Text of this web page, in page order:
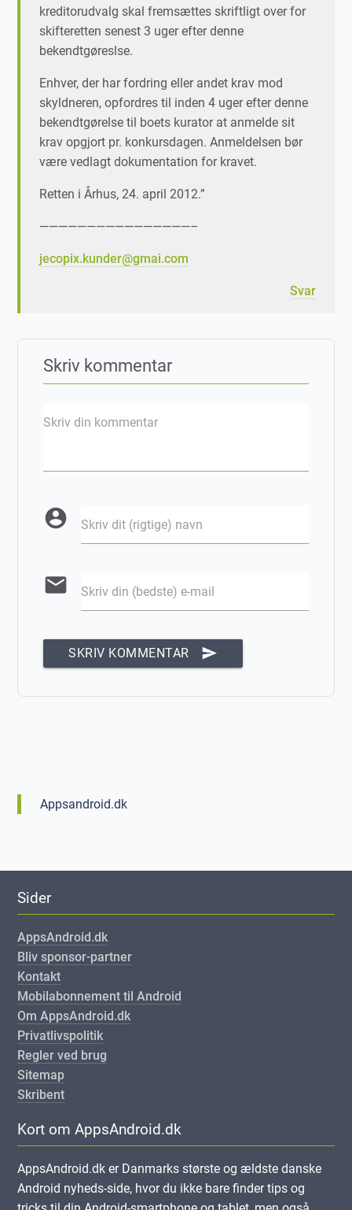
kreditorudvalg skal fremsættes skriftligt over for
skifteretten senest 3 uger efter denne
bekendtgøreslse.
Enhver, der har fordring eller andet krav mod
skyldneren, opfordres til inden 4 uger efter denne
bekendtgørelse til boets kurator at anmelde sit
krav opgjort pr. konkursdagen. Anmeldelsen bør
være vedlagt dokumentation for kravet.
Retten i Århus, 24. april 2012.”
————————————————–
jecopix.kunder@gmai.com
Svar
Skriv kommentar
Skriv din kommentar
account_circle Skriv dit (rigtige) navn
email Skriv din (bedste) e-mail
SKRIV KOMMENTAR send
Appsandroid.dk
Sider
AppsAndroid.dk
Bliv sponsor-partner
Kontakt
Mobilabonnement til Android
Om AppsAndroid.dk
Privatlivspolitik
Regler ved brug
Sitemap
Skribent
Kort om AppsAndroid.dk
AppsAndroid.dk er Danmarks største og ældste danske
Android nyheds-side, hvor du ikke bare finder tips og